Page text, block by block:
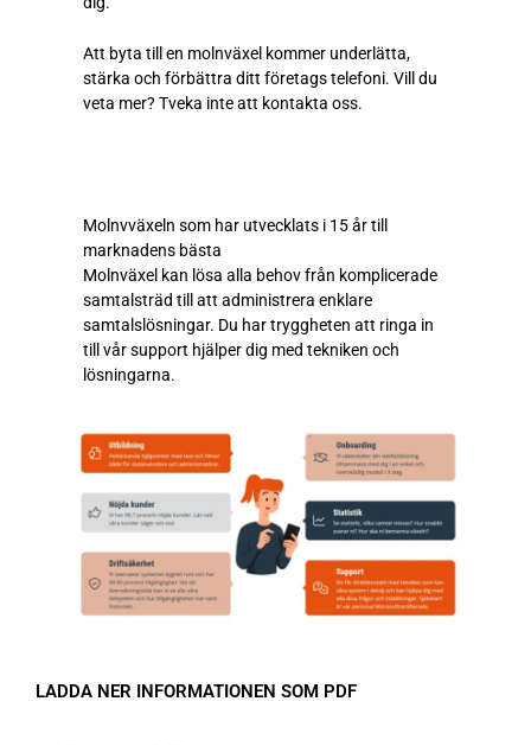
Att byta till en molnväxel kommer underlätta,
stärka och förbättra ditt företags telefoni. Vill du
veta mer? Tveka inte att kontakta oss.
Molnvväxeln som har utvecklats i 15 år till
marknadens bästa
Molnväxel kan lösa alla behov från komplicerade
samtalsträd till att administrera enklare
samtalslösningar. Du har tryggheten att ringa in
till vår support hjälper dig med tekniken och
lösningarna.
LADDA NER INFORMATIONEN SOM PDF